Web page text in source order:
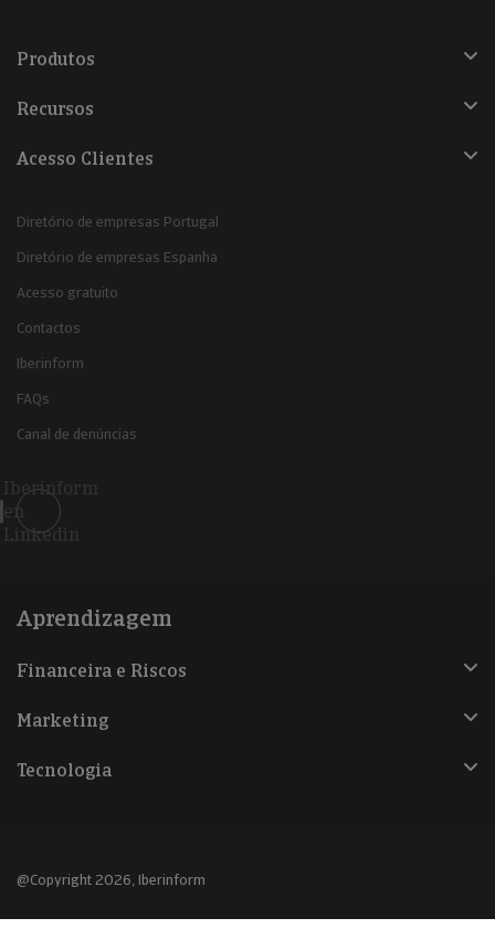
Produtos
Recursos
Acesso Clientes
Diretório de empresas Portugal
Diretório de empresas Espanha
Acesso gratuito
Contactos
Iberinform
FAQs
Canal de denúncias
Iberinform
en
Linkedin
Aprendizagem
Financeira e Riscos
Marketing
Tecnologia
@Copyright 2026, Iberinform